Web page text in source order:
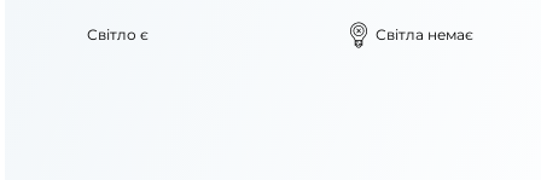
Світло є Світла немає